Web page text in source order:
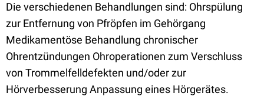
Die verschiedenen Behandlungen sind: Ohrspülung
zur Entfernung von Pfröpfen im Gehörgang
Medikamentöse Behandlung chronischer
Ohrentzündungen Ohroperationen zum Verschluss
von Trommelfelldefekten und/oder zur
Hörverbesserung Anpassung eines Hörgerätes.